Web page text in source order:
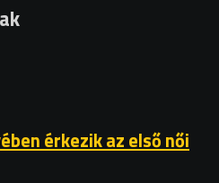
érkezik az első női